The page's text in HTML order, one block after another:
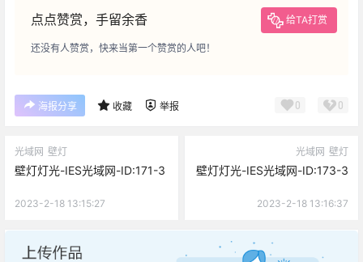
点点赞赏，手留余香 给TA打赏
还没有人赞赏，快来当第一个赞赏的人吧！
海报分享 收藏 举报 0 0
光域网 壁灯
壁灯灯光-IES光域网-ID:171-3
2023-2-18 13:15:27
光域网 壁灯
壁灯灯光-IES光域网-ID:173-3
2023-2-18 13:16:37